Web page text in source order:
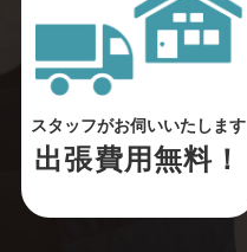
スタッフがお伺いいたします
出張費用無料！